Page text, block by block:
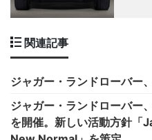
関連記事
ジャガー・ランドローバー
ジャガー・ランドローバー
を開催。新しい活動方針